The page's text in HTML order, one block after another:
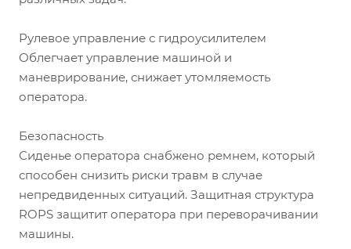
Рулевое управление с гидроусилителем
Облегчает управление машиной и
маневрирование, снижает утомляемость
оператора.
Безопасность
Сиденье оператора снабжено ремнем, который
способен снизить риски травм в случае
непредвиденных ситуаций. Защитная структура
ROPS защитит оператора при переворачивании
машины.